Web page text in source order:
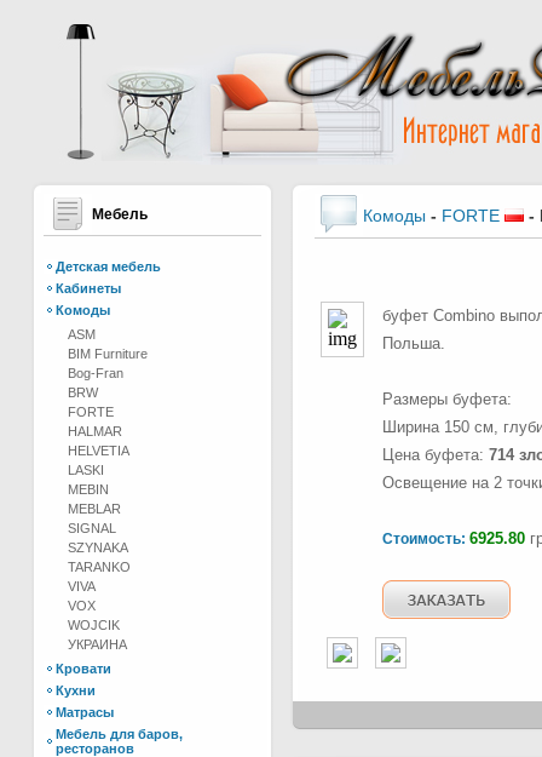
Мебель
Детская мебель
Кабинеты
Комоды
ASM
BIM Furniture
Bog-Fran
BRW
FORTE
HALMAR
HELVETIA
LASKI
MEBIN
MEBLAR
SIGNAL
SZYNAKA
TARANKO
VIVA
VOX
WOJCIK
УКРАИНА
Кровати
Кухни
Матрасы
Мебель для баров,
ресторанов
Комоды - FORTE -
буфет Combino
Польша.
Размеры буфета:
Ширина 150 см,
Цена буфета: 714
Освещение на 2
Стоимость: 6925.80